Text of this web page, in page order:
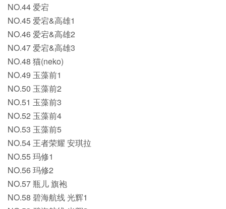
NO.44 爱宕
NO.45 爱宕&高雄1
NO.46 爱宕&高雄2
NO.47 爱宕&高雄3
NO.48 猫(neko)
NO.49 玉藻前1
NO.50 玉藻前2
NO.51 玉藻前3
NO.52 玉藻前4
NO.53 玉藻前5
NO.54 王者荣耀 安琪拉
NO.55 玛修1
NO.56 玛修2
NO.57 瓶儿 旗袍
NO.58 碧海航线 光辉1